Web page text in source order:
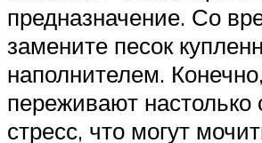
предназначение. Со
замените песок
наполнителем.
переживают настолько
стресс, что могут